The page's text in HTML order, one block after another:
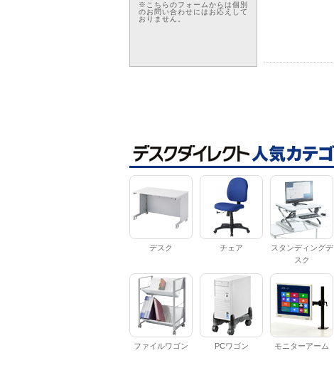
※こちらのフォームからは個別
のお問い合わせにはお応えして
おりません。
デスク チェア
スタンディングデ
スク
ファイルワゴン PCワゴン モニターアーム